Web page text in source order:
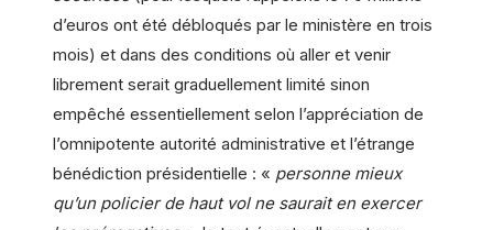
d’euros ont été débloqués par le ministère en trois
mois) et dans des conditions où aller et venir
librement serait graduellement limité sinon
empêché essentiellement selon l’appréciation de
l’omnipotente autorité administrative et l’étrange
bénédiction présidentielle : « personne mieux
qu’un policier de haut vol ne saurait en exercer